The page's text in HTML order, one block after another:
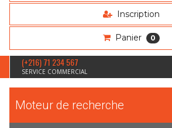
Inscription
Panier 0
(+216) 71 234 567
SERVICE COMMERCIAL
Moteur de recherche